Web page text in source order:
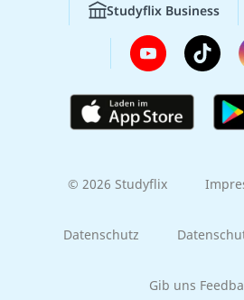
Studyflix Business
© 2026 Studyflix
Datenschutz
Gib uns